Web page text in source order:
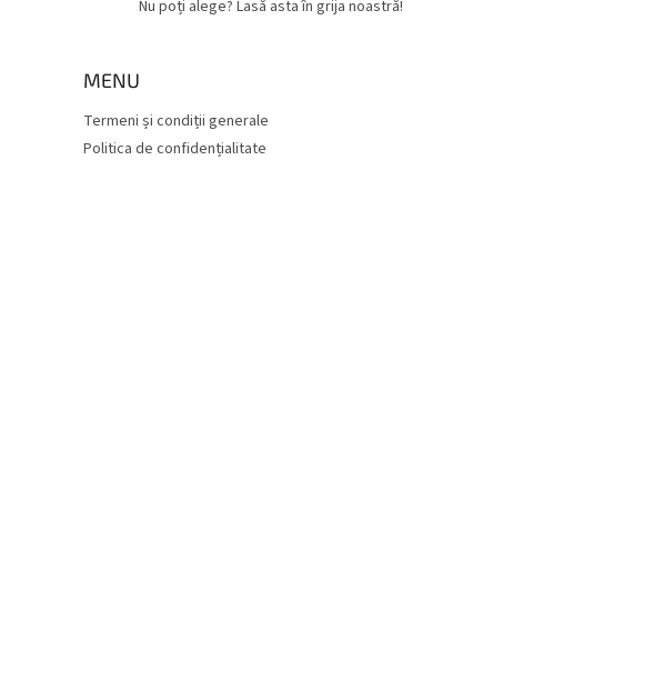
Nu poți alege? Lasă asta în grija noastră!
MENU
Termeni și condiții generale
Politica de confidențialitate